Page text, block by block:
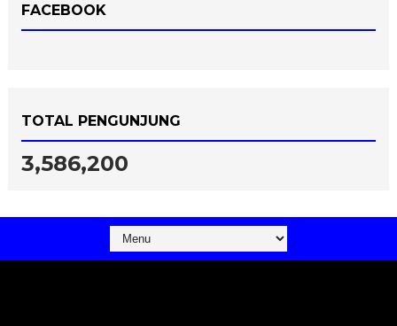
FACEBOOK
TOTAL PENGUNJUNG
3,586,200